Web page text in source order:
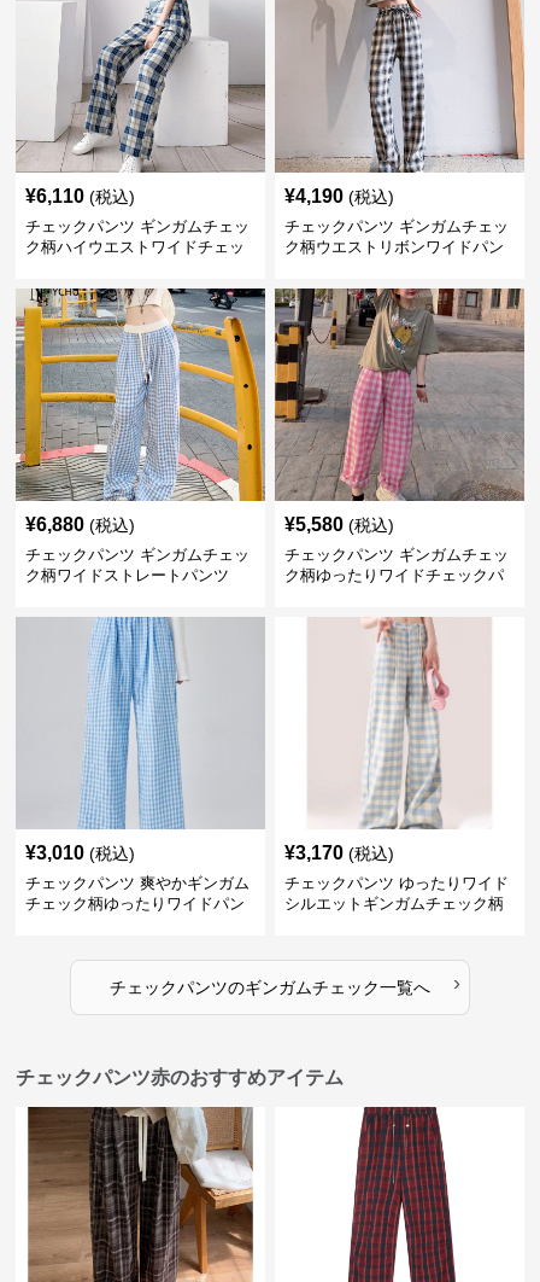
¥6,110 (税込)
チェックパンツ ギンガムチェッ
ク柄ハイウエストワイドチェッ
¥4,190 (税込)
チェックパンツ ギンガムチェッ
ク柄ウエストリボンワイドパン
¥6,880 (税込)
チェックパンツ ギンガムチェッ
ク柄ワイドストレートパンツ
¥5,580 (税込)
チェックパンツ ギンガムチェッ
ク柄ゆったりワイドチェックパ
¥3,010 (税込)
チェックパンツ 爽やかギンガム
チェック柄ゆったりワイドパン
¥3,170 (税込)
チェックパンツ ゆったりワイド
シルエットギンガムチェック柄
チェックパンツのギンガムチェック一覧へ ›
チェックパンツ赤のおすすめアイテム